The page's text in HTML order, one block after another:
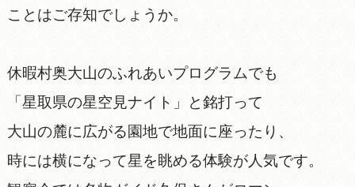
ことはご存知でしょうか。
休暇村奥大山のふれあいプログラムでも
「星取県の星空見ナイト」と銘打って
大山の麓に広がる園地で地面に座ったり、
時には横になって星を眺める体験が人気です。